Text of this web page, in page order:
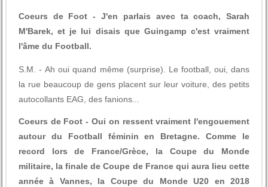
Coeurs de Foot - J'en parlais avec ta coach, Sarah
M'Barek, et je lui disais que Guingamp c'est vraiment
l'âme du Football.
S.M. - Ah oui quand même (surprise). Le football, oui, dans
la rue beaucoup de gens placent sur leur voiture, des petits
autocollants EAG, des fanions...
Coeurs de Foot - Oui on ressent vraiment l'engouement
autour du Football féminin en Bretagne. Comme le
record lors de France/Grèce, la Coupe du Monde
militaire, la finale de Coupe de France qui aura lieu cette
année à Vannes, la Coupe du Monde U20 en 2018